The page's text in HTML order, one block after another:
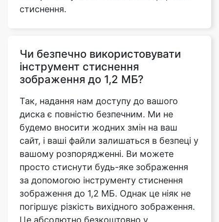
Чи безпечно використовувати
Так, надання нам доступу до вашого
диска є повністю безпечним. Ми не
будемо вносити жодних змін на ваш
сайт, і ваші файли залишаться в безпеці у
вашому розпорядженні. Ви можете
просто стиснути будь-яке зображення
за допомогою інструменту стиснення
зображення до 1,2 МБ. Однак це ніяк не
погіршує різкість вихідного зображення.
Це абсолютно безкоштовно у
використанні і до нього можна отримати
доступ з будь-якого комп'ютера або
мобільного пристрою.